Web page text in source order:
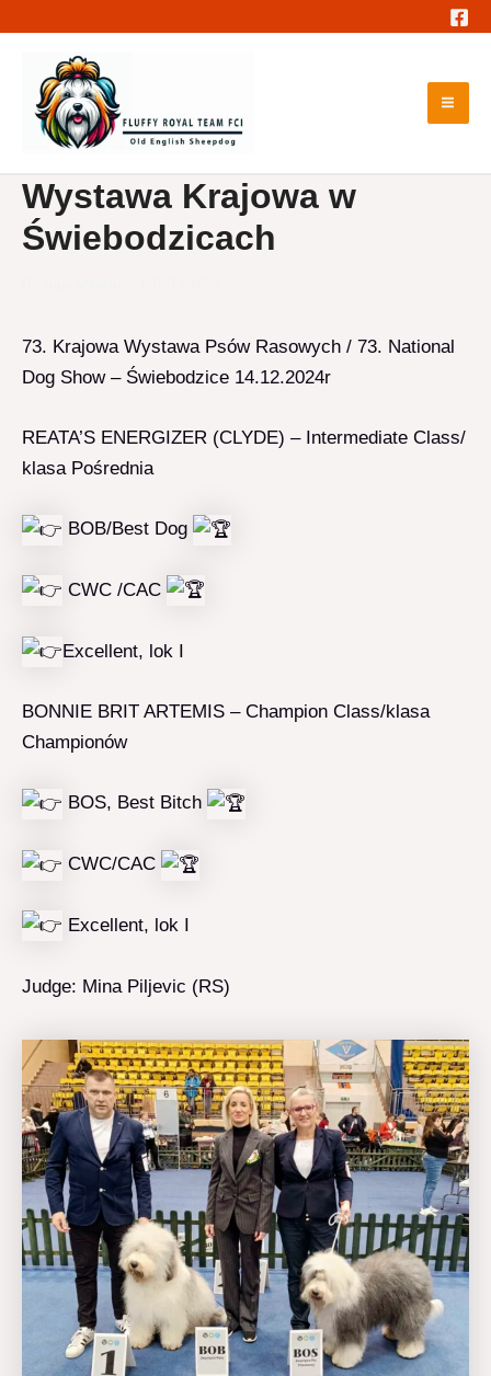
content
Wystawa Krajowa w
Świebodzicach
73. Krajowa Wystawa Psów Rasowych / 73. National
Dog Show – Świebodzice 14.12.2024r
REATA’S ENERGIZER (CLYDE) – Intermediate Class/
klasa Pośrednia
BOB/Best Dog
CWC /CAC
Excellent, lok I
BONNIE BRIT ARTEMIS – Champion Class/klasa
Championów
BOS, Best Bitch
CWC/CAC
Excellent, lok I
Judge: Mina Piljevic (RS)